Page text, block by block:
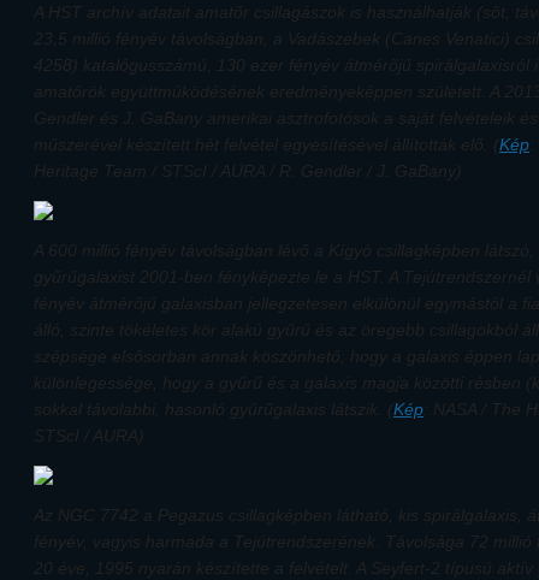
A HST archív adatait amatőr csillagászok is használhatják (sőt,
23,5 millió fényév távolságban, a Vadászebek (Canes Venatici)
4258) katalógusszámú, 130 ezer fényév átmérőjű spirálgalaxisról
amatőrök együttműködésének eredményeképpen született. A
Gendler és J. GaBany amerikai asztrofotósok a saját felvételeik
műszerével készített hét felvétel egyesítésével állították elő. (Kép
Heritage Team / STScI / AURA / R. Gendler / J. GaBany)
A 600 millió fényév távolságban lévő a Kígyó csillagképben
gyűrűgalaxist 2001-ben fényképezte le a HST. A
fényév átmérőjű galaxisban jellegzetesen elkülönül egymástól a
álló, szinte tökéletes kör alakú gyűrű és az öregebb csillagokból
szépsége elsősorban annak köszönhető, hogy a galaxis éppen
különlegessége, hogy a gyűrű és a galaxis magja közötti résben
sokkal távolabbi, hasonló gyűrűgalaxis látszik. (Kép: NASA / The
STScI / AURA)
Az NGC 7742 a Pegazus csillagképben látható, kis spirálgalaxis,
fényév, vagyis harmada a Tejútrendszerének. Távolsága 72
20 éve, 1995 nyarán készítette a felvételt. A Seyfert-2 típusú